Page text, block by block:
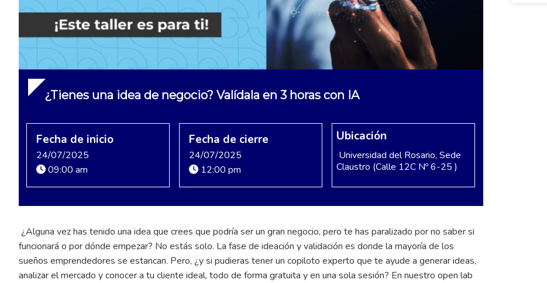
¿Tienes una idea de negocio? Valídala en 3 horas con IA
Fecha de inicio
24/07/2025
09:00 am
Fecha de cierre
24/07/2025
12:00 pm
Ubicación
Universidad del Rosario, Sede
Claustro (Calle 12C Nº 6-25 )
¿Alguna vez has tenido una idea que crees que podría ser un gran negocio, pero te has paralizado por no saber si
funcionará o por dónde empezar? No estás solo. La fase de ideación y validación es donde la mayoría de los
sueños emprendedores se estancan. Pero, ¿y si pudieras tener un copiloto experto que te ayude a generar ideas,
analizar el mercado y conocer a tu cliente ideal, todo de forma gratuita y en una sola sesión? En nuestro open lab